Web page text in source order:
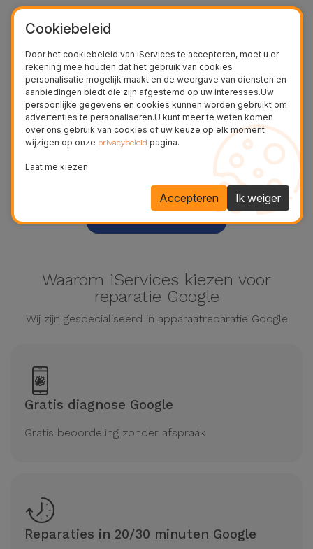
Meer bekijken
Waarom iServices kiezen voor
reparatie Google
Wij zijn gespecialiseerd in apparaatreparatie Google
Gratis diagnose Google
Gratis beoordeling zonder afspraak
Reparaties in 20/30 minuten Google
Cookiebeleid
Door het cookiebeleid van iServices te accepteren, moet u er
rekening mee houden dat het gebruik van cookies
personalisatie mogelijk maakt en de weergave van diensten en
aanbiedingen biedt die zijn afgestemd op uw interesses.Uw
persoonlijke gegevens en cookies kunnen worden gebruikt om
advertenties te personaliseren.U kunt meer te weten komen
over ons gebruik van cookies of uw keuze op elk moment
wijzigen op onze privacybeleid pagina.
Laat me kiezen
Ik weiger
Accepteren